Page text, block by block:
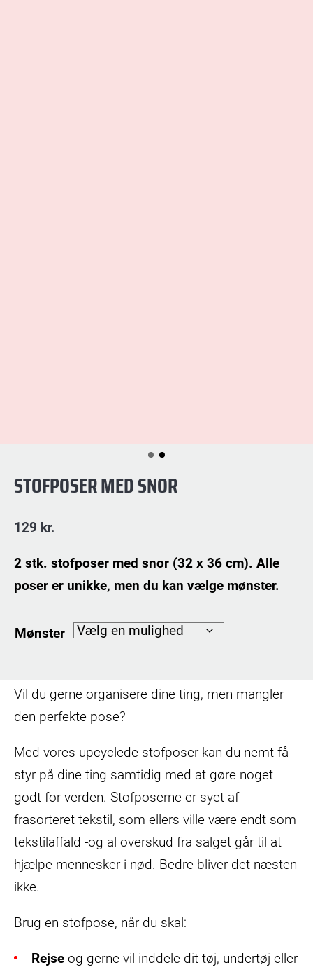
STOFPOSER MED SNOR
129 kr.
2 stk. stofposer med snor (32 x 36 cm). Alle
poser er unikke, men du kan vælge mønster.
Mønster
Vil du gerne organisere dine ting, men mangler
den perfekte pose?
Med vores upcyclede stofposer kan du nemt få
styr på dine ting samtidig med at gøre noget
godt for verden. Stofposerne er syet af
frasorteret tekstil, som ellers ville være endt som
tekstilaffald -og al overskud fra salget går til at
hjælpe mennesker i nød. Bedre bliver det næsten
ikke.
Brug en stofpose, når du skal:
Rejse og gerne vil inddele dit tøj, undertøj eller